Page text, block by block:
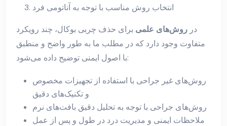
انتخاب روش مناسب با توجه به آناتومی فرد
در روش‌های علمی برای حذف چربی بوکال، چند رویکرد
متفاوت وجود دارد که در مطلب ما به طور واضح و منطبق
با اصول ایمنی توضیح داده می‌شود:
روش‌های غیر جراحی با استفاده از تجهیزات مخصوص
و تکنیک‌های دقیق
روش‌های جراحی با توجه به تحلیل دقیق بافت‌های نرم
ملاحظات ایمنی و مدیریت درد در طول و پس از عمل